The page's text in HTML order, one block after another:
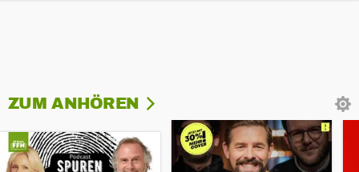
ZUM ANHÖREN